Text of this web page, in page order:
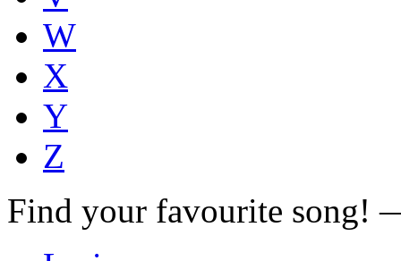
W
X
Y
Z
Find your favourite song!